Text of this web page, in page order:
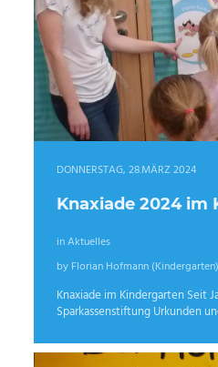
DONNERSTAG, 28.MÄRZ 2024
Knaxiade 2024 im
in Aktuelles
by Florian Hofmann (Kindergarten)
Knaxiade im Kindergarten Seit
Sparkassenstiftung Urkunden